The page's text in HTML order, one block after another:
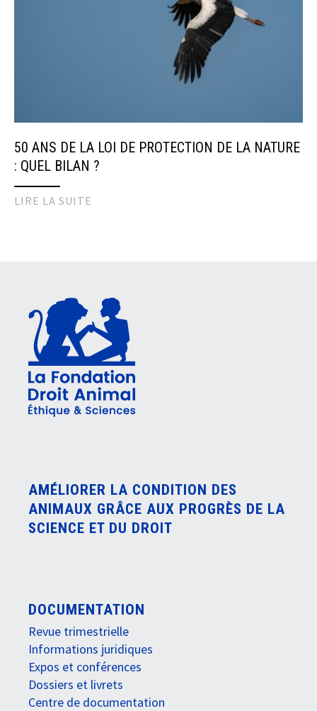
50 ANS DE LA LOI DE PROTECTION DE LA NATURE
: QUEL BILAN ?
LIRE LA SUITE
AMÉLIORER LA CONDITION DES
ANIMAUX GRÂCE AUX PROGRÈS DE LA
SCIENCE ET DU DROIT
DOCUMENTATION
Revue trimestrielle
Informations juridiques
Expos et conférences
Dossiers et livrets
Centre de documentation